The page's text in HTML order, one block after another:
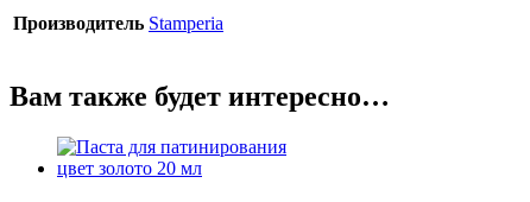
Производитель Stamperia
Вам также будет интересно…